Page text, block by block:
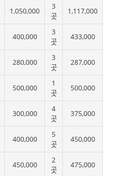
1,050,000
3
곳
1,117,000
400,000
3
곳
433,000
280,000
3
곳
287,000
500,000
1
곳
500,000
300,000
4
곳
375,000
400,000
5
곳
450,000
450,000
2
곳
475,000